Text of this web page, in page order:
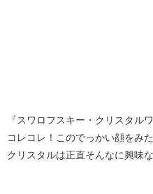
『スワロフスキー・クリスタルワ
コレコレ！このでっかい顔をみ
クリスタルは正直そんなに興味